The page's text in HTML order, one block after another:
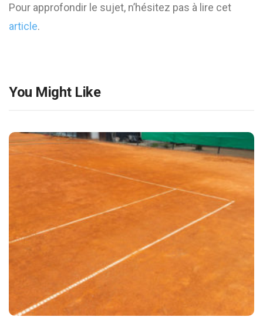
Pour approfondir le sujet, n’hésitez pas à lire cet
article.
You Might Like